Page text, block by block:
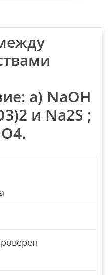
а) NaOH
и Na2S ;